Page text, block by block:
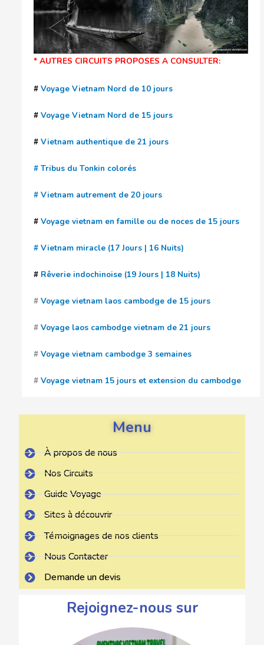
* AUTRES CIRCUITS PROPOSES A CONSULTER:
#Voyage Vietnam Nord de 10 jours
#Voyage Vietnam Nord de 15 jours
#Vietnam authentique de 21 jours
# Tribus du Tonkin colorés
# Vietnam autrement de 20 jours
#Voyage vietnam en famille ou de noces de 15 jours
# Vietnam miracle (17 Jours | 16 Nuits)
# Rêverie indochinoise (19 Jours | 18 Nuits)
#Voyage vietnam laos cambodge de 15 jours
#Voyage laos cambodge vietnam de 21 jours
#Voyage vietnam cambodge 3 semaines
#Voyage vietnam 15 jours et extension du cambodge
Menu
À propos de nous
Nos Circuits
Guide Voyage
Sites à découvrir
Témoignages de nos clients
Nous Contacter
Demande un devis
Rejoignez-nous sur